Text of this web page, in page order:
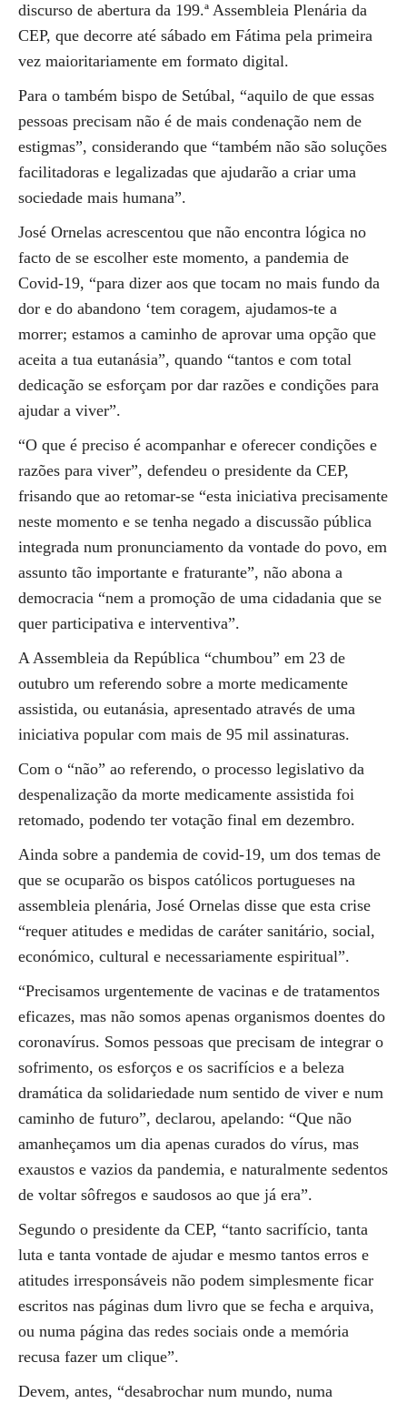
discurso de abertura da 199.ª Assembleia Plenária da
CEP, que decorre até sábado em Fátima pela primeira
vez maioritariamente em formato digital.
Para o também bispo de Setúbal, “aquilo de que essas
pessoas precisam não é de mais condenação nem de
estigmas”, considerando que “também não são soluções
facilitadoras e legalizadas que ajudarão a criar uma
sociedade mais humana”.
José Ornelas acrescentou que não encontra lógica no
facto de se escolher este momento, a pandemia de
Covid-19, “para dizer aos que tocam no mais fundo da
dor e do abandono ‘tem coragem, ajudamos-te a
morrer; estamos a caminho de aprovar uma opção que
aceita a tua eutanásia”, quando “tantos e com total
dedicação se esforçam por dar razões e condições para
ajudar a viver”.
“O que é preciso é acompanhar e oferecer condições e
razões para viver”, defendeu o presidente da CEP,
frisando que ao retomar-se “esta iniciativa precisamente
neste momento e se tenha negado a discussão pública
integrada num pronunciamento da vontade do povo, em
assunto tão importante e fraturante”, não abona a
democracia “nem a promoção de uma cidadania que se
quer participativa e interventiva”.
A Assembleia da República “chumbou” em 23 de
outubro um referendo sobre a morte medicamente
assistida, ou eutanásia, apresentado através de uma
iniciativa popular com mais de 95 mil assinaturas.
Com o “não” ao referendo, o processo legislativo da
despenalização da morte medicamente assistida foi
retomado, podendo ter votação final em dezembro.
Ainda sobre a pandemia de covid-19, um dos temas de
que se ocuparão os bispos católicos portugueses na
assembleia plenária, José Ornelas disse que esta crise
“requer atitudes e medidas de caráter sanitário, social,
económico, cultural e necessariamente espiritual”.
“Precisamos urgentemente de vacinas e de tratamentos
eficazes, mas não somos apenas organismos doentes do
coronavírus. Somos pessoas que precisam de integrar o
sofrimento, os esforços e os sacrifícios e a beleza
dramática da solidariedade num sentido de viver e num
caminho de futuro”, declarou, apelando: “Que não
amanheçamos um dia apenas curados do vírus, mas
exaustos e vazios da pandemia, e naturalmente sedentos
de voltar sôfregos e saudosos ao que já era”.
Segundo o presidente da CEP, “tanto sacrifício, tanta
luta e tanta vontade de ajudar e mesmo tantos erros e
atitudes irresponsáveis não podem simplesmente ficar
escritos nas páginas dum livro que se fecha e arquiva,
ou numa página das redes sociais onde a memória
recusa fazer um clique”.
Devem, antes, “desabrochar num mundo, numa